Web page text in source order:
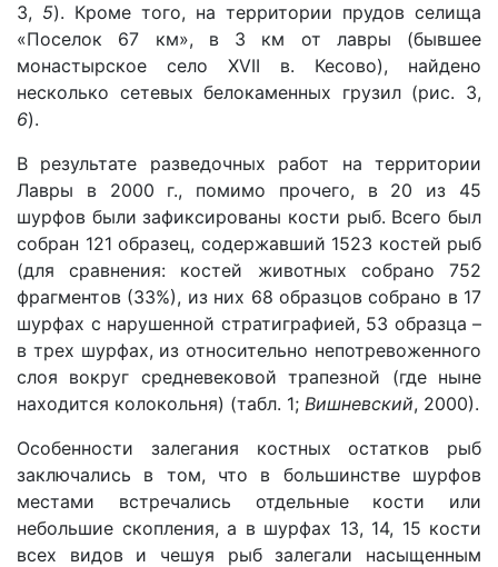
3, 5). Кроме того, на территории прудов селища
«Поселок 67 км», в 3 км от лавры (бывшее
монастырское село XVII в. Кесово), найдено
несколько сетевых белокаменных грузил (рис. 3,
6).
В результате разведочных работ на территории
Лавры в 2000 г., помимо прочего, в 20 из 45
шурфов были зафиксированы кости рыб. Всего был
собран 121 образец, содержавший 1523 костей рыб
(для сравнения: костей животных собрано 752
фрагментов (33%), из них 68 образцов собрано в 17
шурфах с нарушенной стратиграфией, 53 образца –
в трех шурфах, из относительно непотревоженного
слоя вокруг средневековой трапезной (где ныне
находится колокольня) (табл. 1; Вишневский, 2000).
Особенности залегания костных остатков рыб
заключались в том, что в большинстве шурфов
местами встречались отдельные кости или
небольшие скопления, а в шурфах 13, 14, 15 кости
всех видов и чешуя рыб залегали насыщенным